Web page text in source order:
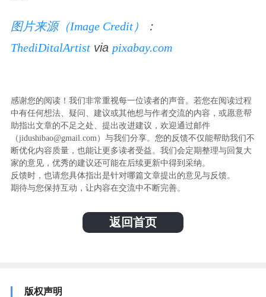
图片来源（Image Credit）
：
ThediDitalArtistvia pixabay.com
感谢您的阅读！我们非常重视每一位读者的声音。若您在阅读过程
中有任何想法、疑问、建议或其他想与作者交流的内容，或愿意帮
助指出文章的不足之处、提出改进建议，欢迎通过邮件
（jidushibao@gmail.com）与我们分享。您的反馈不仅能帮助我们不
断优化内容质量，也能让更多读者受益。我们会定期整理与回复大
家的意见，优秀的建议还可能在后续更新中得到采纳。
反馈时，也请您具体指出是针对哪篇文章提出的意见与反馈。
期待与您保持互动，让内容在交流中不断完善。
返回首页
版权声明